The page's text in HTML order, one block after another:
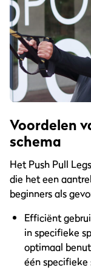
Voordelen
schema
Het Push Pull
die het een
beginners als
Efficiënt
in specifieke
optimaal
één specifieke